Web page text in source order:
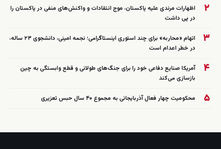
۲
اظهارات مرندی علیه پاکستان، موج انتقادات و واکنش‌های منفی در پاکستان را
در پی داشت
۳
اتهام «محاربه» برای چند استوری اینستاگرامی؛ نجمه امینی، دانشجوی ۲۳ ساله،
در خطر اعدام است
۴
آمریکا صنایع دفاعی خود را برای جنگ‌های طولانی و قطع وابستگی به چین
بازسازی می‌کند
۵ محکومیت چهار فعال آذربایجانی به مجموع ۴۰ سال حبس تعزیری